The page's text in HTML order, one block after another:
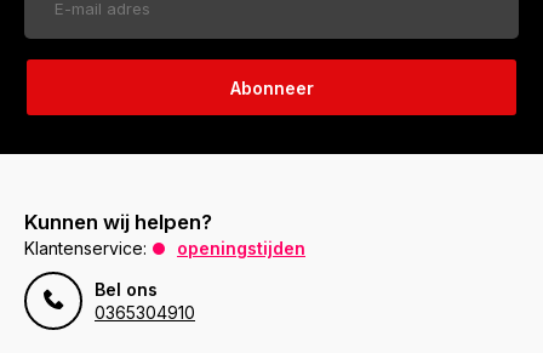
Abonneer
Kunnen wij helpen?
Klantenservice:
openingstijden
Bel ons
0365304910